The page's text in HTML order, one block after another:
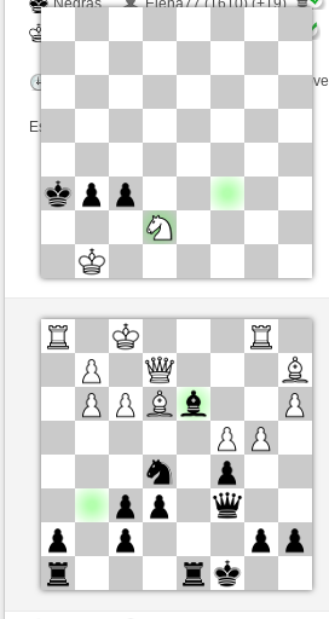
Negras
Elena77 (1610) (+19)
Tiempo: 2 minutes/side + 0 seconds/move
Esta partida es por puntos
Negras
Elena77 (1607) (+3)
Blancas
JABO_1 (1671) (-3)
Tiempo: 2 minutes/side + 0 seconds/move